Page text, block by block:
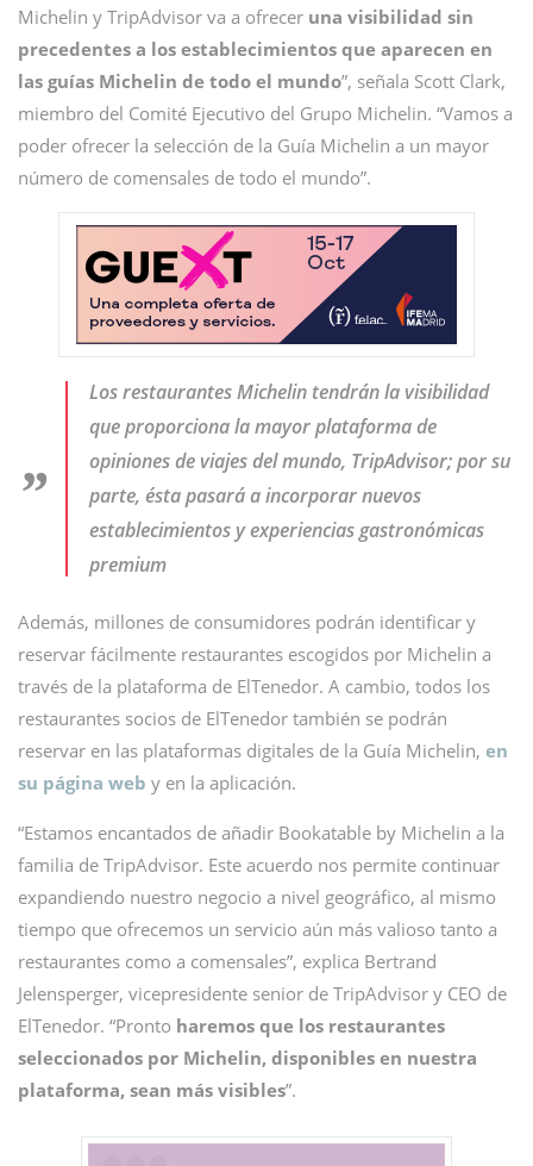
Michelin y TripAdvisor va a ofrecer una visibilidad sin
precedentes a los establecimientos que aparecen en
las guías Michelin de todo el mundo”, señala Scott Clark,
miembro del Comité Ejecutivo del Grupo Michelin. “Vamos a
poder ofrecer la selección de la Guía Michelin a un mayor
número de comensales de todo el mundo”.
Los restaurantes Michelin tendrán la visibilidad
que proporciona la mayor plataforma de
opiniones de viajes del mundo, TripAdvisor; por su
parte, ésta pasará a incorporar nuevos
establecimientos y experiencias gastronómicas
premium
Además, millones de consumidores podrán identificar y
reservar fácilmente restaurantes escogidos por Michelin a
través de la plataforma de ElTenedor. A cambio, todos los
restaurantes socios de ElTenedor también se podrán
reservar en las plataformas digitales de la Guía Michelin, en
su página web y en la aplicación.
“Estamos encantados de añadir Bookatable by Michelin a la
familia de TripAdvisor. Este acuerdo nos permite continuar
expandiendo nuestro negocio a nivel geográfico, al mismo
tiempo que ofrecemos un servicio aún más valioso tanto a
restaurantes como a comensales”, explica Bertrand
Jelensperger, vicepresidente senior de TripAdvisor y CEO de
ElTenedor. “Pronto haremos que los restaurantes
seleccionados por Michelin, disponibles en nuestra
plataforma, sean más visibles”.